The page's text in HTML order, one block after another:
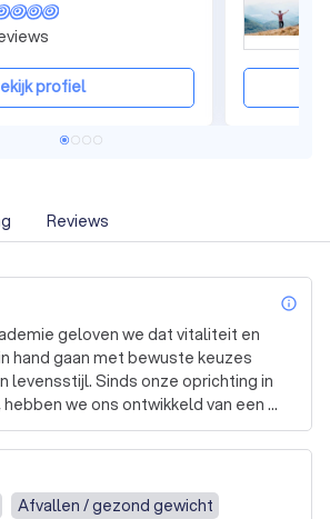
profiel
Reviews
geloven we dat vitaliteit en
hand gaan met bewuste keuzes
levensstijl. Sinds onze oprichting in
we ons ontwikkeld van een
een inspiratiebron voor iedereen die
leven. Samen met Marieke, die
als mede-eigenaar, hebben
uitgebreid naar het gebied van
Afvallen / gezond gewicht